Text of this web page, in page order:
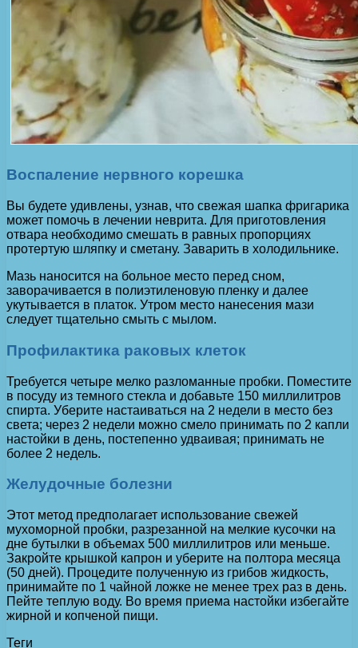
Воспаление нервного корешка
Вы будете удивлены, узнав, что свежая шапка фригарика
может помочь в лечении неврита. Для приготовления
отвара необходимо смешать в равных пропорциях
протертую шляпку и сметану. Заварить в холодильнике.
Мазь наносится на больное место перед сном,
заворачивается в полиэтиленовую пленку и далее
укутывается в платок. Утром место нанесения мази
следует тщательно смыть с мылом.
Профилактика раковых клеток
Требуется четыре мелко разломанные пробки. Поместите
в посуду из темного стекла и добавьте 150 миллилитров
спирта. Уберите настаиваться на 2 недели в место без
света; через 2 недели можно смело принимать по 2 капли
настойки в день, постепенно удваивая; принимать не
более 2 недель.
Желудочные болезни
Этот метод предполагает использование свежей
мухоморной пробки, разрезанной на мелкие кусочки на
дне бутылки в объемах 500 миллилитров или меньше.
Закройте крышкой капрон и уберите на полтора месяца
(50 дней). Процедите полученную из грибов жидкость,
принимайте по 1 чайной ложке не менее трех раз в день.
Пейте теплую воду. Во время приема настойки избегайте
жирной и копченой пищи.
Теги